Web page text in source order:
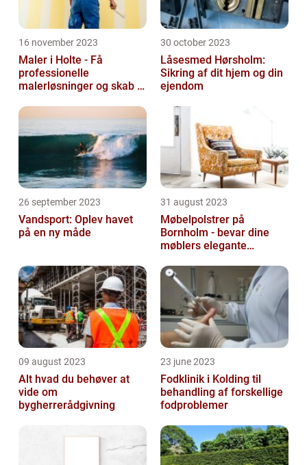
16 november 2023
Maler i Holte - Få
professionelle
malerløsninger og skab et
30 october 2023
Låsesmed Hørsholm:
Sikring af dit hjem og din
ejendom
26 september 2023
Vandsport: Oplev havet
på en ny måde
31 august 2023
Møbelpolstrer på
Bornholm - bevar dine
møblers elegante
09 august 2023
Alt hvad du behøver at
vide om
bygherrerådgivning
23 june 2023
Fodklinik i Kolding til
behandling af forskellige
fodproblemer